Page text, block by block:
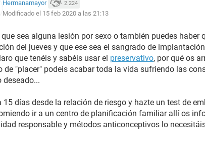
Hermanamayor 2.224
Modificado el 15 feb 2020 a las 21:13
que sea alguna lesión por sexo o también puedes haber
del jueves y que ese sea el sangrado de
que tenéis y sabéis usar el preservativo, por qué os
de "placer" podeis acabar toda la vida sufriendo las
deseado...
15 días desde la relación de riesgo y hazte un test de
ir a un centro de planificación familiar allí os
responsable y métodos anticonceptivos lo